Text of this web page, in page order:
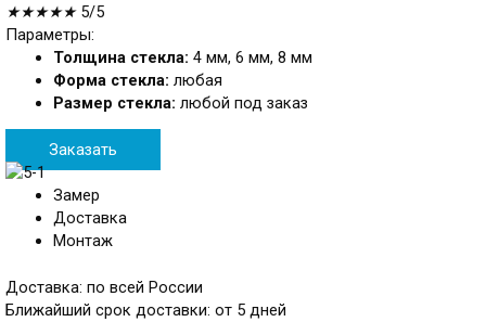
★★★★★ 5/5
Параметры:
Толщина стекла: 4 мм, 6 мм, 8 мм
Форма стекла: любая
Размер стекла: любой под заказ
Заказать
Замер
Доставка
Монтаж
Доставка: по всей России
Ближайший срок доставки: от 5 дней